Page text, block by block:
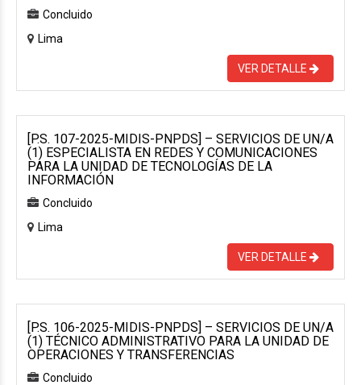
Concluido
Lima
VER DETALLE
[P.S. 107-2025-MIDIS-PNPDS] – SERVICIOS DE UN/A
(1) ESPECIALISTA EN REDES Y COMUNICACIONES
PARA LA UNIDAD DE TECNOLOGÍAS DE LA
INFORMACIÓN
Concluido
Lima
VER DETALLE
[P.S. 106-2025-MIDIS-PNPDS] – SERVICIOS DE UN/A
(1) TÉCNICO ADMINISTRATIVO PARA LA UNIDAD DE
OPERACIONES Y TRANSFERENCIAS
Concluido